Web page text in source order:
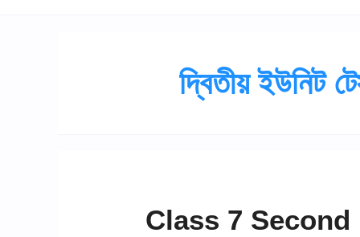
দ্বিতীয় ইউনিট
Class 7